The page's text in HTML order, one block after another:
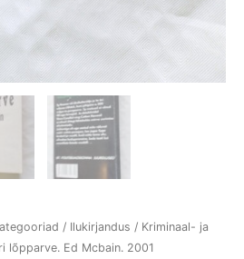
/ Ilukirjandus / Kriminaal- ja
lõpparve. Ed Mcbain. 2001